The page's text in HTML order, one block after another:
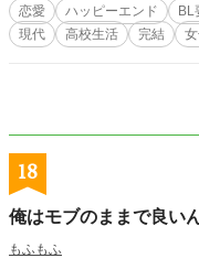
恋愛 ハッピーエンド BL
現代
高校生活 完結
18
俺はモブのままで良い
もふもふ